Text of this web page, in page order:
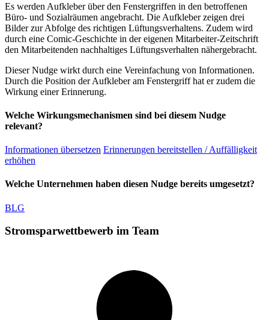
Es werden Aufkleber über den Fenstergriffen in den betroffenen
Büro- und Sozialräumen angebracht. Die Aufkleber zeigen drei
Bilder zur Abfolge des richtigen Lüftungsverhaltens. Zudem wird
durch eine Comic-Geschichte in der eigenen Mitarbeiter-Zeitschrift
den Mitarbeitenden nachhaltiges Lüftungsverhalten nähergebracht.
Dieser Nudge wirkt durch eine Vereinfachung von Informationen.
Durch die Position der Aufkleber am Fenstergriff hat er zudem die
Wirkung einer Erinnerung.
Welche Wirkungsmechanismen sind bei diesem Nudge
relevant?
Informationen übersetzen Erinnerungen bereitstellen / Auffälligkeit
erhöhen
Welche Unternehmen haben diesen Nudge bereits umgesetzt?
BLG
Stromsparwettbewerb im Team